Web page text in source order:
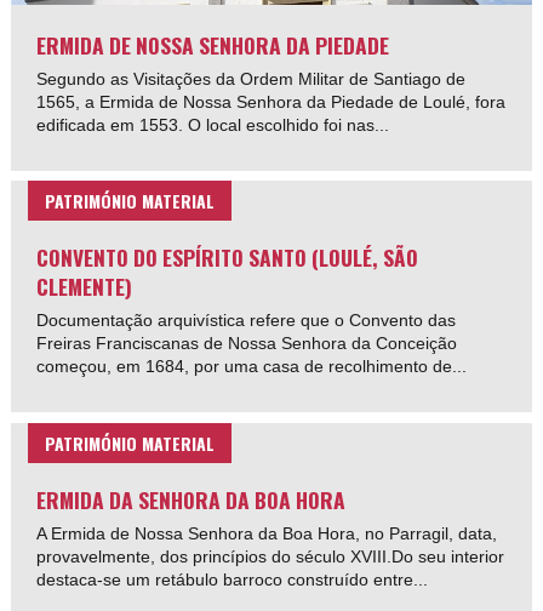
ERMIDA DE NOSSA SENHORA DA PIEDADE
Segundo as Visitações da Ordem Militar de Santiago de
1565, a Ermida de Nossa Senhora da Piedade de Loulé, fora
edificada em 1553. O local escolhido foi nas...
PATRIMÓNIO MATERIAL
CONVENTO DO ESPÍRITO SANTO (LOULÉ, SÃO
CLEMENTE)
Documentação arquivística refere que o Convento das
Freiras Franciscanas de Nossa Senhora da Conceição
começou, em 1684, por uma casa de recolhimento de...
PATRIMÓNIO MATERIAL
ERMIDA DA SENHORA DA BOA HORA
A Ermida de Nossa Senhora da Boa Hora, no Parragil, data,
provavelmente, dos princípios do século XVIII.Do seu interior
destaca-se um retábulo barroco construído entre...